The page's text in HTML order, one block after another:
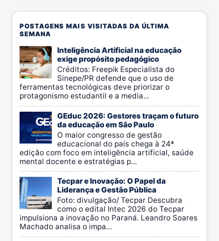
POSTAGENS MAIS VISITADAS DA ÚLTIMA
SEMANA
Inteligência Artificial na educação
exige propósito pedagógico
Créditos: Freepik Especialista do
Sinepe/PR defende que o uso de
ferramentas tecnológicas deve priorizar o
protagonismo estudantil e a media...
GEduc 2026: Gestores traçam o futuro
da educação em São Paulo
O maior congresso de gestão
educacional do país chega à 24ª
edição com foco em inteligência artificial, saúde
mental docente e estratégias p...
Tecpar e Inovação: O Papel da
Liderança e Gestão Pública
Foto: divulgação/ Tecpar Descubra
como o edital Intec 2026 do Tecpar
impulsiona a inovação no Paraná. Leandro Soares
Machado analisa o impa...